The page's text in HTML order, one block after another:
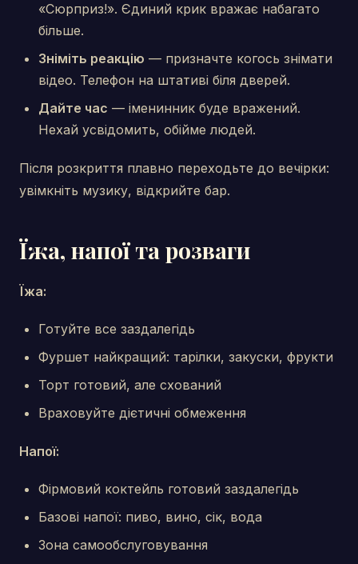
«Сюрприз!». Єдиний крик вражає набагато
більше.
Зніміть реакцію — призначте когось знімати
відео. Телефон на штативі біля дверей.
Дайте час — іменинник буде вражений.
Нехай усвідомить, обійме людей.
Після розкриття плавно переходьте до вечірки:
увімкніть музику, відкрийте бар.
Їжа, напої та розваги
Їжа:
Готуйте все заздалегідь
Фуршет найкращий: тарілки, закуски, фрукти
Торт готовий, але схований
Враховуйте дієтичні обмеження
Напої:
Фірмовий коктейль готовий заздалегідь
Базові напої: пиво, вино, сік, вода
Зона самообслуговування